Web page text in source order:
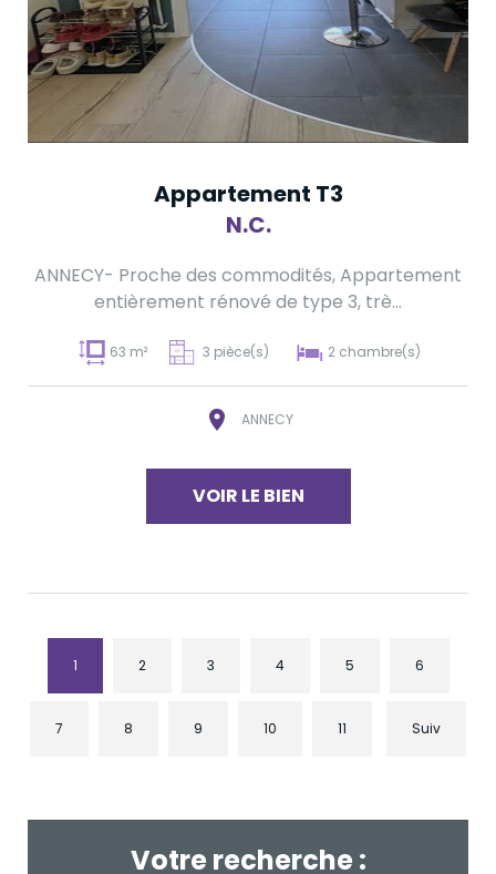
Appartement T3
N.C.
ANNECY- Proche des commodités, Appartement
entièrement rénové de type 3, trè...
63 m² 3 pièce(s) 2 chambre(s)
ANNECY
VOIR LE BIEN
1 2 3 4 5 6
7 8 9 10 11 Suiv
Votre recherche :